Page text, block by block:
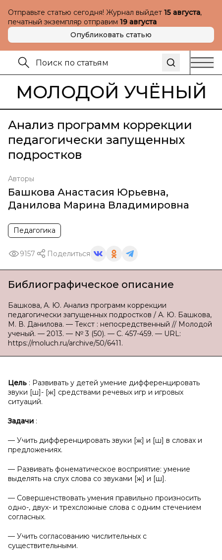
Отправьте статью сегодня! Журнал выйдет 15 августа,
печатный экземпляр отправим 19 августа
Опубликовать статью
МОЛОДОЙ УЧЁНЫЙ
Анализ программ коррекции
педагогически запущенных
подростков
Авторы
Башкова Анастасия Юрьевна,
Данилова Марина Владимировна
Педагогика
9157 Поделиться
Библиографическое описание
Башкова, А. Ю. Анализ программ коррекции
педагогически запущенных подростков / А. Ю. Башкова,
М. В. Данилова. — Текст : непосредственный // Молодой
ученый. — 2013. — № 3 (50). — С. 457-459. — URL:
https://moluch.ru/archive/50/6411.
Цель : Развивать у детей умение дифференцировать
звуки [ш]- [ж] средствами речевых игр и игровых
ситуаций.
Задачи :
— Учить дифференцировать звуки [ж] и [ш] в словах и
предложениях.
— Развивать фонематическое восприятие: умение
выделять на слух слова со звуками [ж] и [ш].
— Совершенствовать умения правильно произносить
одно-, двух- и трехсложные слова с одним стечением
согласных.
— Учить согласованию числительных с
существительными.